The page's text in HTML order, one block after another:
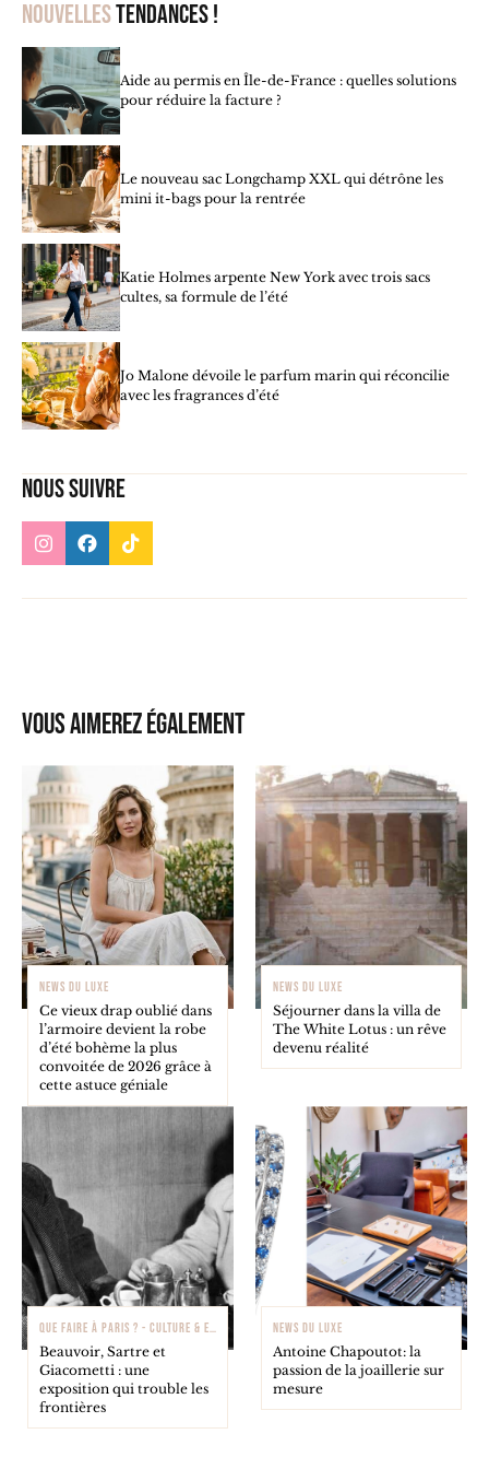
Nouvellestendances !
Aide au permis en Île-de-France : quelles solutions
pour réduire la facture ?
Le nouveau sac Longchamp XXL qui détrône les
mini it-bags pour la rentrée
Katie Holmes arpente New York avec trois sacs
cultes, sa formule de l’été
Jo Malone dévoile le parfum marin qui réconcilie
avec les fragrances d’été
Nous suivre
Vous aimerez également
NEWS DU LUXE
Ce vieux drap oublié dans
l’armoire devient la robe
d’été bohème la plus
convoitée de 2026 grâce à
cette astuce géniale
NEWS DU LUXE
Séjourner dans la villa de
The White Lotus : un rêve
devenu réalité
QUE FAIRE À PARIS ? - CULTURE & EXPOSITIONS
Beauvoir, Sartre et
Giacometti : une
exposition qui trouble les
frontières
NEWS DU LUXE
Antoine Chapoutot: la
passion de la joaillerie sur
mesure